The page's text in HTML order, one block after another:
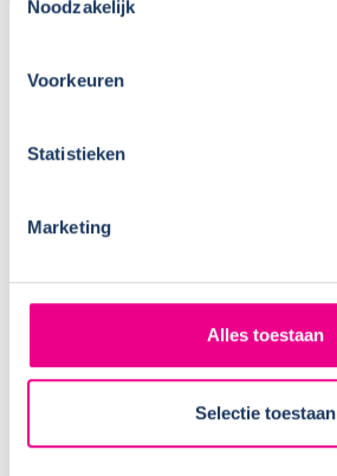
Noodzakelijk
Voorkeuren
Statistieken
Marketing
Alles toestaan
Selectie toestaan
Onderstel:
Gewicht leeg:
Rijbewijs:
Aantal zitplaatsen:
4
Aantal slaapplaatsen:
4